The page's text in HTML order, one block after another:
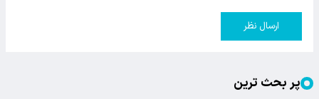
ارسال نظر
پر بحث ترین